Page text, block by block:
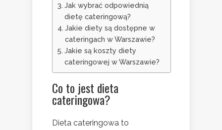
Jak wybrać odpowiednią
dietę cateringową?
Jakie diety są dostępne w
cateringach w Warszawie?
Jakie są koszty diety
cateringowej w Warszawie?
Co to jest dieta
cateringowa?
Dieta cateringowa to